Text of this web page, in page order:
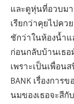
และดูหุ่นที่อวบมา
เรียกว่าคุยไปคว
ชักว่าในห้องน้ำแ
ก่อนกลับบ้านเธ
เพราะเป็นเพื่อน
BANK เรื่องการ
นมของเธอจะสีกั